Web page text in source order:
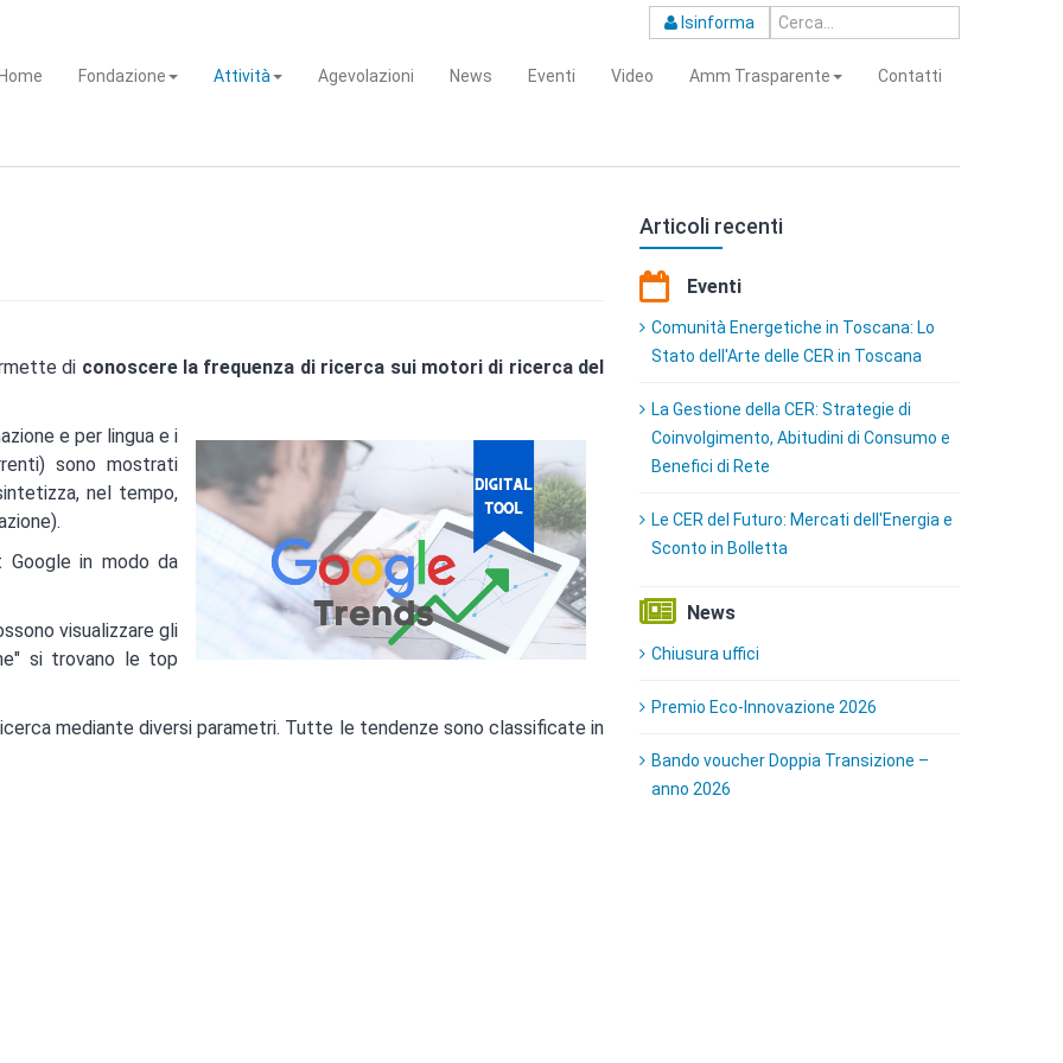
Isinforma
Fondazione Attività Agevolazioni News Eventi Video Amm Trasparente Contatti
di conoscere la frequenza di ricerca sui motori di ricerca del
e per lingua e i
sono mostrati
nel tempo,
Google in modo da
visualizzare gli
si trovano le top
mediante diversi parametri. Tutte le tendenze sono classificate in
Articoli recenti
Eventi
Comunità Energetiche in Toscana: Lo
Stato dell'Arte delle CER in Toscana
La Gestione della CER: Strategie di
Coinvolgimento, Abitudini di Consumo e
Benefici di Rete
Le CER del Futuro: Mercati dell'Energia e
Sconto in Bolletta
News
Chiusura uffici
Premio Eco-Innovazione 2026
Bando voucher Doppia Transizione –
anno 2026